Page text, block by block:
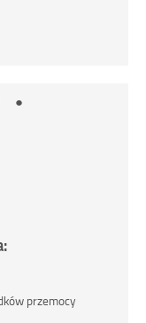
przemocy